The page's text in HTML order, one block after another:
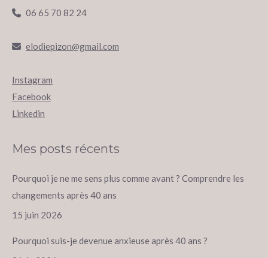
06 65 70 82 24
elodiepizon@gmail.com
Instagram
Facebook
Linkedin
Mes posts récents
Pourquoi je ne me sens plus comme avant ? Comprendre les
changements après 40 ans
15 juin 2026
Pourquoi suis-je devenue anxieuse après 40 ans ?